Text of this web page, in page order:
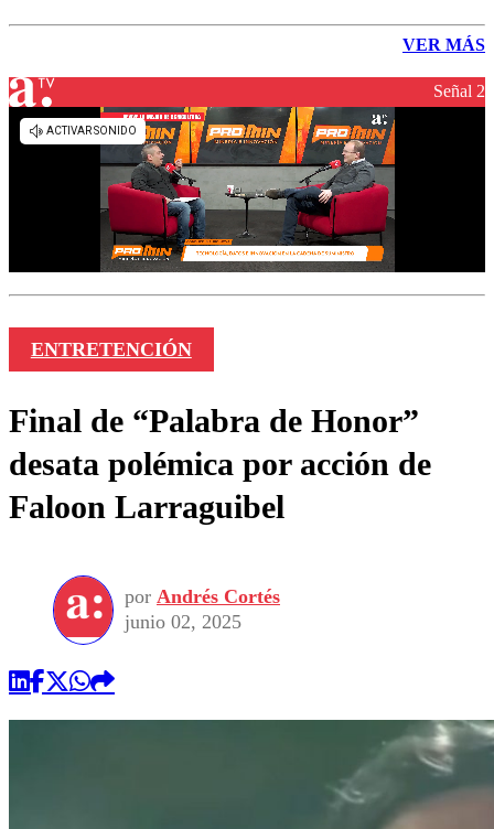
VER MÁS
Señal 2
ENTRETENCIÓN
Final de “Palabra de Honor”
desata polémica por acción de
Faloon Larraguibel
por Andrés Cortés
junio 02, 2025